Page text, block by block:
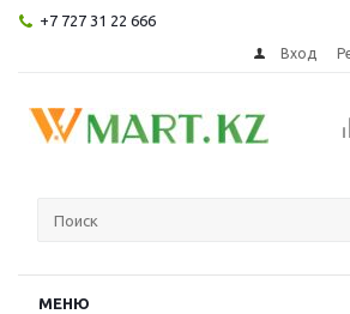
+7 727 31 22 666
Вход
МЕНЮ